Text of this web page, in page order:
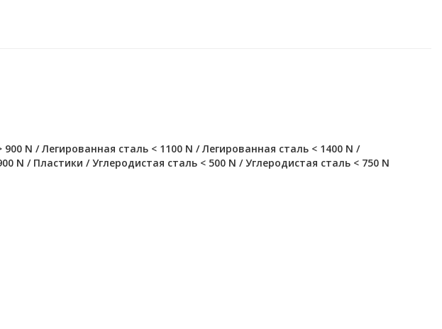
N / Легированная сталь < 1100 N / Легированная сталь < 1400 N /
N / Пластики / Углеродистая сталь < 500 N / Углеродистая сталь < 750 N